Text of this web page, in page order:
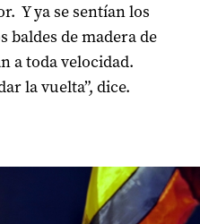
Y ya se sentían los
baldes de madera de
a toda velocidad.
la vuelta”, dice.